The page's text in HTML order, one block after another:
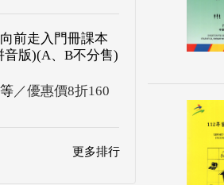
前走入門冊課本
音版)(A、B不分售)
／優惠價8折160
更多排行